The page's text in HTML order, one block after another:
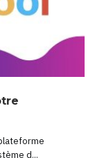
d...